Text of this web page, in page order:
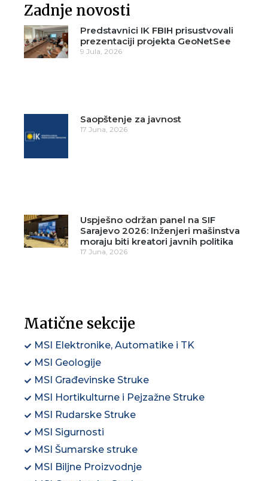
Zadnje novosti
Predstavnici IK FBIH prisustvovali
prezentaciji projekta GeoNetSee
9 Jula, 2026
Saopštenje za javnost
17 Juna, 2026
Uspješno održan panel na SIF
Sarajevo 2026: Inženjeri mašinstva
moraju biti kreatori javnih politika
17 Juna, 2026
Matične sekcije
MSI Elektronike, Automatike i TK
MSI Geologije
MSI Građevinske Struke
MSI Hortikulturne i Pejzažne Struke
MSI Rudarske Struke
MSI Sigurnosti
MSI Šumarske struke
MSI Biljne Proizvodnje